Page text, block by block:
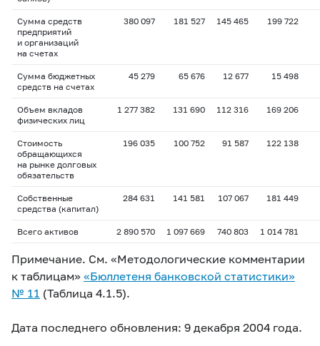
Сумма средств
предприятий
и организаций
на счетах
380 097 181 527 145 465 199 722
Сумма бюджетных
средств на счетах
45 279 65 676 12 677 15 498
Объем вкладов
физических лиц
1 277 382 131 690 112 316 169 206
Стоимость
обращающихся
на рынке долговых
обязательств
196 035 100 752 91 587 122 138
Собственные
средства (капитал)
284 631 141 581 107 067 181 449
Всего активов 2 890 570 1 097 669 740 803 1 014 781
Примечание. См. «Методологические комментарии
к таблицам» «Бюллетеня банковской статистики»
№ 11 (Таблица 4.1.5).
Дата последнего обновления: 9 декабря 2004 года.